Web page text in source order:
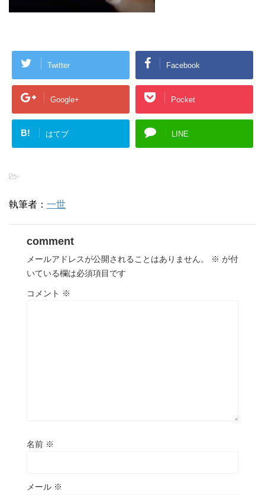
Twitter Facebook
Google+ Pocket
B! はてブ LINE
-
執筆者： 一世
comment
メールアドレスが公開されることはありません。 ※ が付
いている欄は必須項目です
コメント ※
名前 ※
メール ※